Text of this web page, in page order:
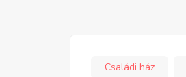
Családi ház